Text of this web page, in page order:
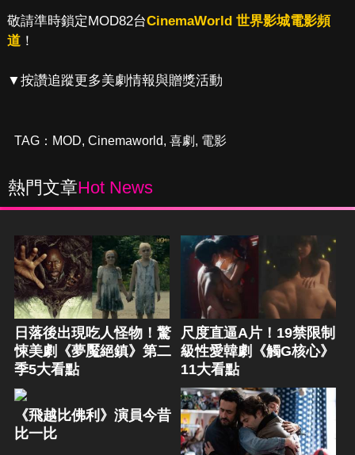
敬請準時鎖定MOD82台CinemaWorld 世界影城電影頻
道！
▼按讚追蹤更多美劇情報與贈獎活動
TAG： MOD, Cinemaworld, 喜劇 , 電影
熱門文章Hot News
日落後出現吃人怪物！驚
悚美劇《夢魘絕鎮》第二
季5大看點
尺度直逼A片！19禁限制
級性愛韓劇《觸G核心》
11大看點
《飛越比佛利》演員今昔
比一比